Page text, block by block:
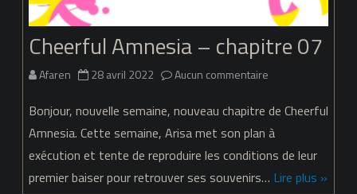
Cheerful Amnesia – chapitre 07
Afaren 28 avril 2022 Aucun commentaire
Amnesia
–
chapitre
Bonjour, nouvelle semaine, nouveau chapitre de Cheerful
Amnesia. Cette semaine, Arisa met son plan à
exécution et tente de reproduire les conditions de leur
premier baiser pour retrouver ses souvenirs… Lire plus »